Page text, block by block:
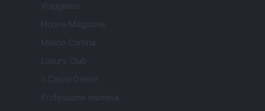
Viaggiamo
Nonne Magazine
Milano Cortina
Luxury Club
Il Calcio Online
Professione mamma